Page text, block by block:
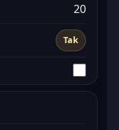
Tak
20